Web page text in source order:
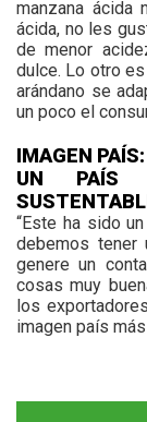
manzana ácida
ácida, no les
de menor
dulce. Lo otro
arándano se
un poco el
IMAGEN
UN PAÍS
“Este ha sido
debemos tener
genere un
cosas muy
los
imagen país